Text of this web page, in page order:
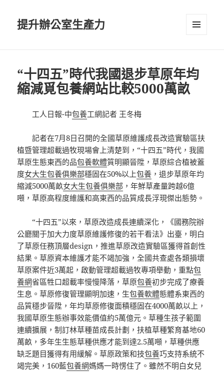
提升辦公室生產力
“十四五”時代我國退步草原年均
縮減覓包養網站比較5000萬畝
工人日報-中包養工網記者 王冬梅
記者在7月8日召開的全國草原維護成長改造實驗區扶
植暨管理超載過牧現場會上清楚到，“十四五”時代，我國
草原生態東西的品包養軟體質明顯晉陞，草原綜合植被蓋
度女大生包養俱樂部穩固在50%以上包養 ，退步草原年均
縮減5000萬畝女大生包養俱樂部 ，年鮮草產量跨越6億
噸，草原高程度維護和高東西的品質成長浮現傑出態勢。
“十四五”以來，草原改造成長連續深化，《國務院辦
公廳關于加大力度草原維護修復的若干看法》出臺，明白
了草原任務頂層design，推進草原改造實驗區獲得首創性
結果。草原資本維護才能不竭加強，全國共查處各類損壞
草原案件近3萬起，啟動管理超載過牧專項舉動，重點包
養網省區牲口超載率慢慢降落，草原包養初步完成了療養
生息。草原修復管理顯明加速，生包養軟體態體系東西的
品質穩步晉陞，年均草原修復面積穩固在4000萬畝以上，
我國草原生態辦事效能價值約5萬億元。草種生孩子範圍
連續擴展，制訂林草種苗成長計劃，扶植草種繁育基地60
萬畝，多年生生態草種供應才能到達2.5萬噸，草種供應
缺乏題目獲得有用緩解。草原政策和技包養巧支持系統不
竭完美，160藍包養網媽媽一時愣住了。雖然不明白女兒